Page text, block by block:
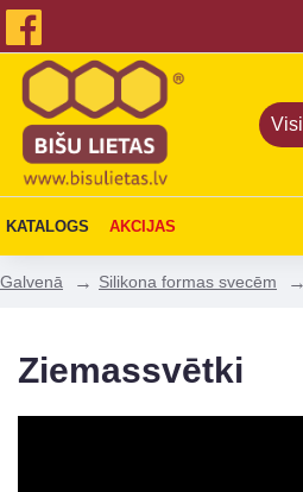
Visi
KATALOGS AKCIJAS
Galvenā Silikona formas svecēm
Ziemassvētki